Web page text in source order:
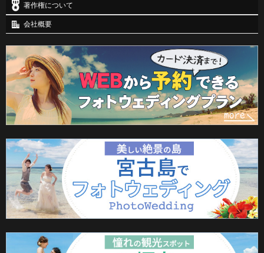
著作権について
会社概要